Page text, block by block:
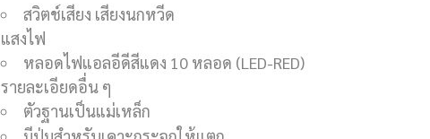
สวิตช์เสียง เสียงนกหวีด
แสงไฟ
หลอดไฟแอลอีดีสีแดง 10 หลอด (LED-RED)
รายละเอียดอื่น ๆ
ตัวฐานเป็นแม่เหล็ก